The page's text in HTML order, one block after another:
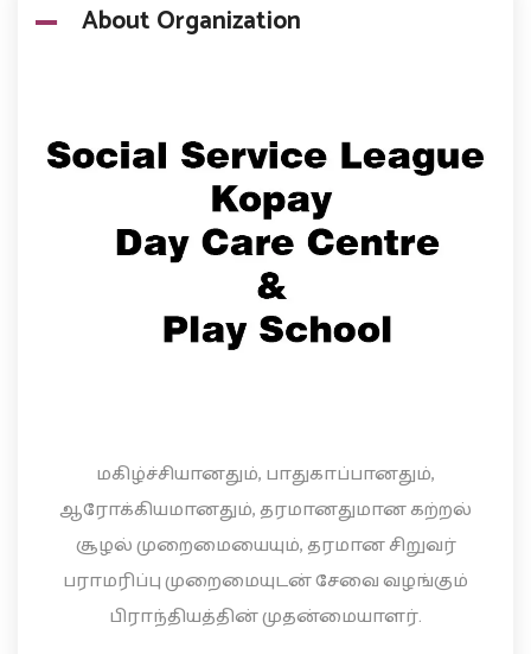
About Organization
மகிழ்ச்சியானதும், பாதுகாப்பானதும்,
ஆரோக்கியமானதும், தரமானதுமான கற்றல்
சூழல் முறைமையையும், தரமான சிறுவர்
பராமரிப்பு முறைமையுடன் சேவை வழங்கும்
பிராந்தியத்தின் முதன்மையாளர்.